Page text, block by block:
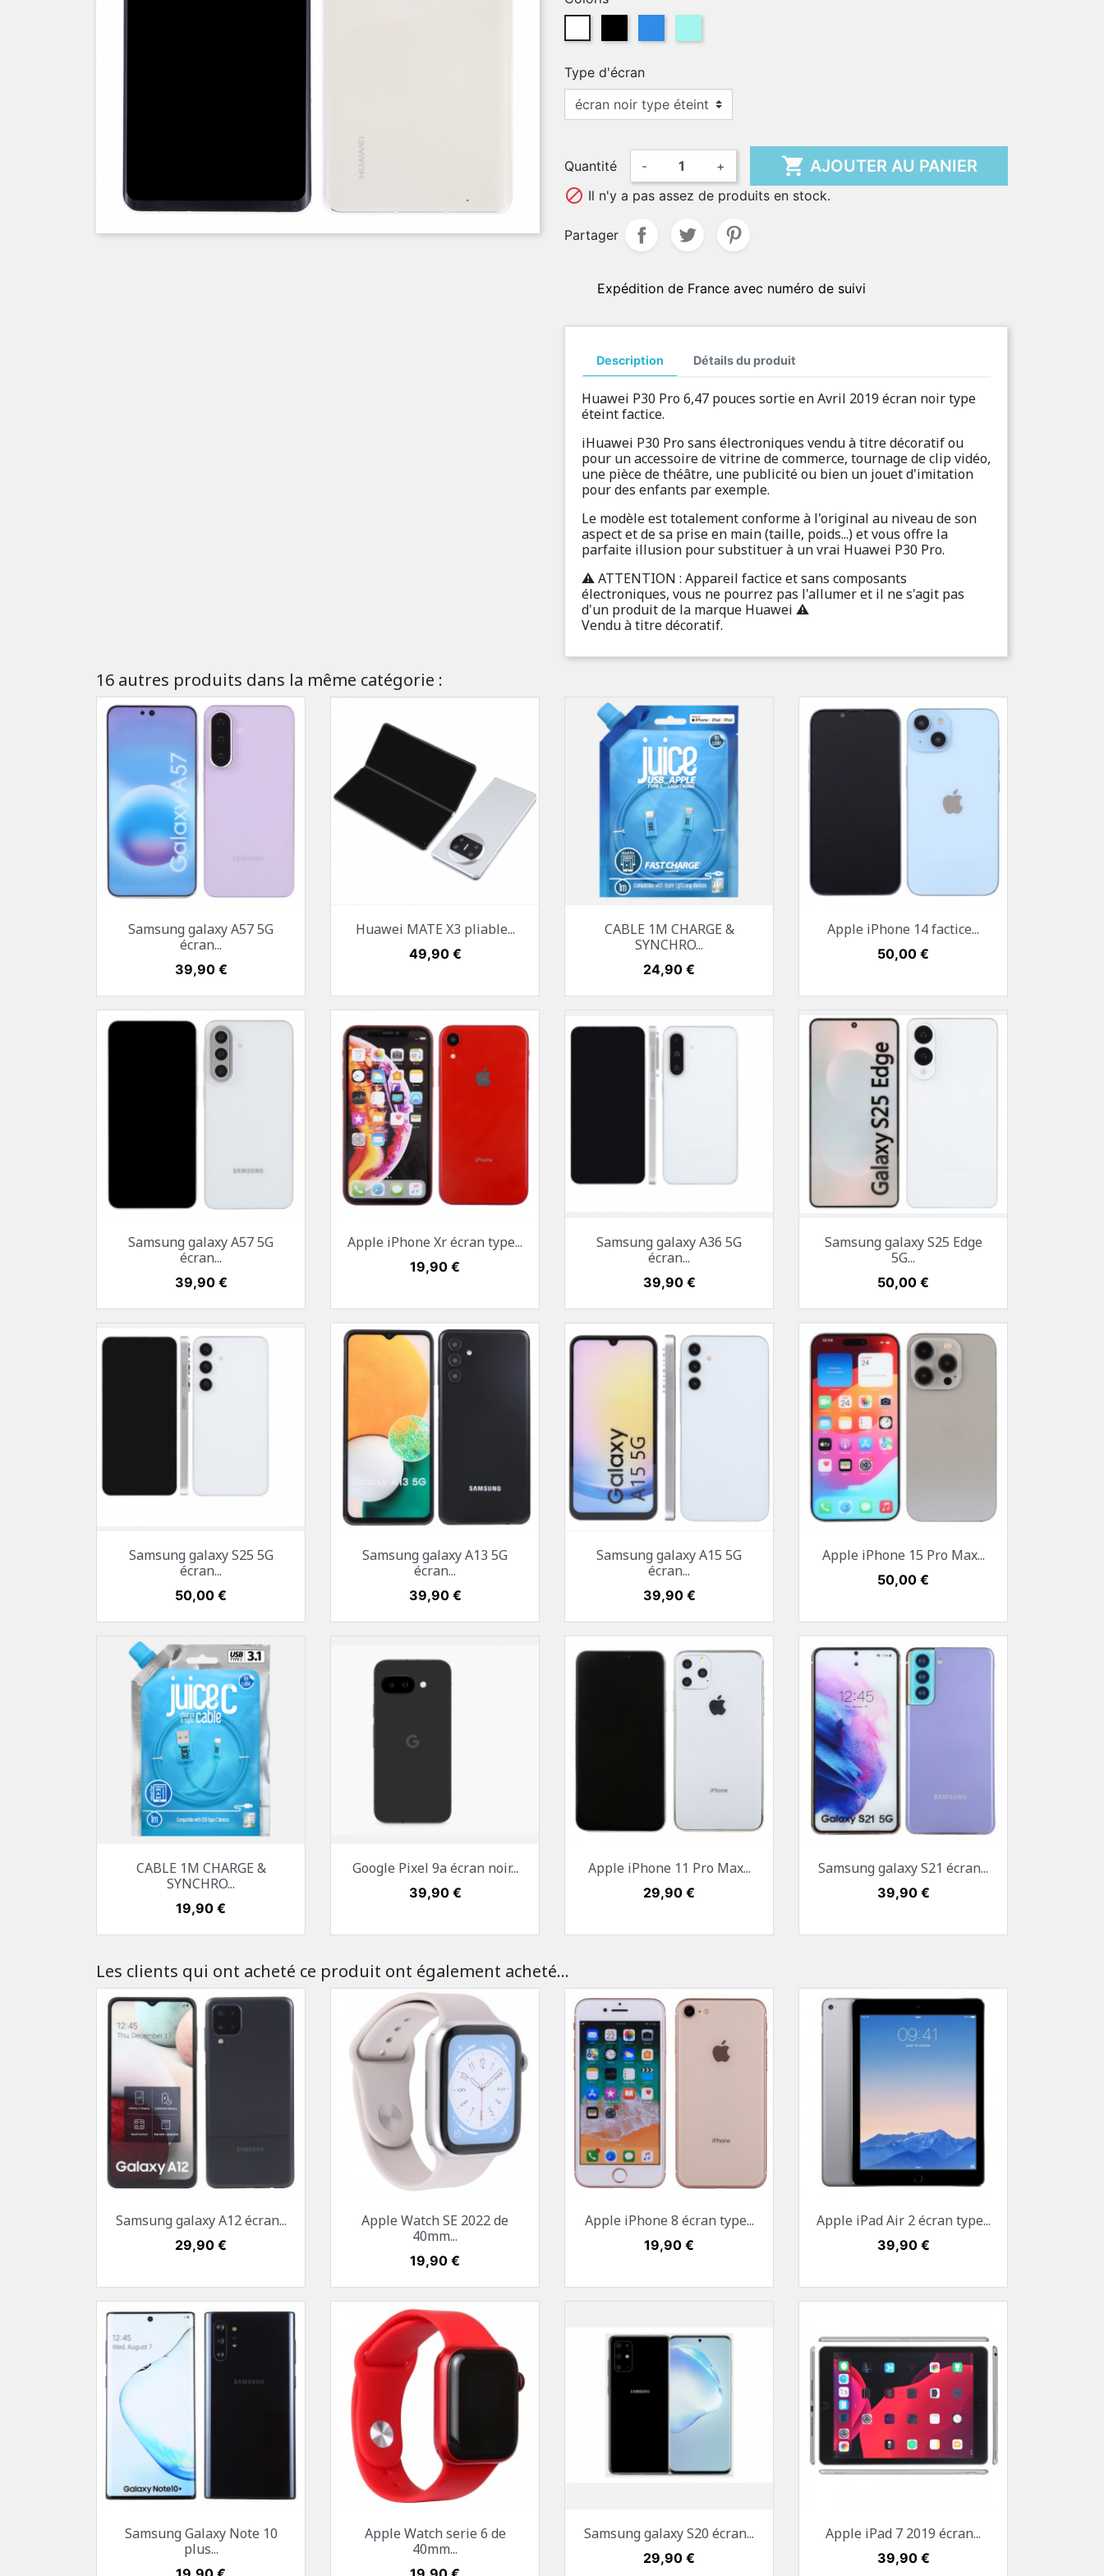
Type d'écran
Quantité - +  AJOUTER AU PANIER
 Il n'y a pas assez de produits en stock.
Partager
Expédition de France avec numéro de suivi
Description Détails du produit
Huawei P30 Pro 6,47 pouces sortie en Avril 2019 écran noir type
éteint factice.
iHuawei P30 Pro sans électroniques vendu à titre décoratif ou
pour un accessoire de vitrine de commerce, tournage de clip vidéo,
une pièce de théâtre, une publicité ou bien un jouet d'imitation
pour des enfants par exemple.
Le modèle est totalement conforme à l'original au niveau de son
aspect et de sa prise en main (taille, poids...) et vous offre la
parfaite illusion pour substituer à un vrai Huawei P30 Pro.
⚠️ ATTENTION : Appareil factice et sans composants
électroniques, vous ne pourrez pas l'allumer et il ne s'agit pas
d'un produit de la marque Huawei ⚠️
Vendu à titre décoratif.
16 autres produits dans la même catégorie :
Aperçu rapide
Gris sidéral
BleuMauve
Samsung galaxy A57 5G
écran...
Prix
39,90 €
Aperçu rapide
Noir
Huawei MATE X3 pliable...
Prix
49,90 €
 Aperçu rapide
BleuCorail
CABLE 1M CHARGE &
SYNCHRO...
Prix
24,90 €
 Aperçu rapide
Apple iPhone 14 factice...
Prix
50,00 €
Aperçu rapide
BlancNoir
Samsung galaxy A57 5G
écran...
Prix
39,90 €
Aperçu rapide
Rouge
+1
Apple iPhone Xr écran type...
Prix
19,90 €
Aperçu rapide
BlancNoir
Samsung galaxy A36 5G
écran...
Prix
39,90 €
Aperçu rapide
BlancNoir
Samsung galaxy S25 Edge
5G...
Prix
50,00 €
Aperçu rapide
BlancNoir
Samsung galaxy S25 5G
écran...
Prix
50,00 €
Aperçu rapide
BlancNoir
Samsung galaxy A13 5G
écran...
Prix
39,90 €
Aperçu rapide
BlancNoirBleu
Samsung galaxy A15 5G
écran...
Prix
39,90 €
Aperçu rapide
Apple iPhone 15 Pro Max...
Prix
50,00 €
 Aperçu rapide
BlancBleuCorail
CABLE 1M CHARGE &
SYNCHRO...
Prix
19,90 €
Aperçu rapide
Google Pixel 9a écran noir...
Prix
39,90 €
Aperçu rapide
Apple iPhone 11 Pro Max...
Prix
29,90 €
Aperçu rapide
BlancNoir
Samsung galaxy S21 écran...
Prix
39,90 €
Les clients qui ont acheté ce produit ont également acheté...
Aperçu rapide
Noir
Samsung galaxy A12 écran...
Prix
29,90 €
Aperçu rapide
NoirArgent
Apple Watch SE 2022 de
40mm...
Prix
19,90 €
Aperçu rapide
Gris sidéral
Rouge
Apple iPhone 8 écran type...
Prix
19,90 €
 Aperçu rapide
Gris sidéral
Argent
Apple iPad Air 2 écran type...
Prix
39,90 €
Aperçu rapide
Argent stellaire
Noir cosmos
Samsung Galaxy Note 10
plus...
 Aperçu rapide
NoirRose Gold
Argent
Apple Watch serie 6 de
40mm...
Aperçu rapide
Noir Gris
Samsung galaxy S20 écran...
Prix
29,90 €
 Aperçu rapide
Apple iPad 7 2019 écran...
Prix
39,90 €